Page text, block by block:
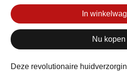
In
Nu kopen
Deze revolutionaire